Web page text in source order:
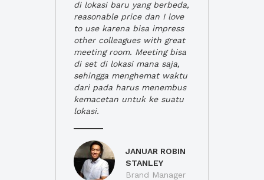
di lokasi baru yang berbeda,
reasonable price dan I love
to use karena bisa impress
other colleagues with great
meeting room. Meeting bisa
di set di lokasi mana saja,
sehingga menghemat waktu
dari pada harus menembus
kemacetan untuk ke suatu
lokasi.
JANUAR ROBIN
STANLEY
Brand Manager